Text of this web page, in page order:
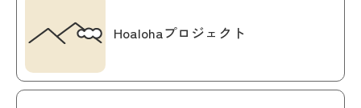
Hoalohaプロジェクト